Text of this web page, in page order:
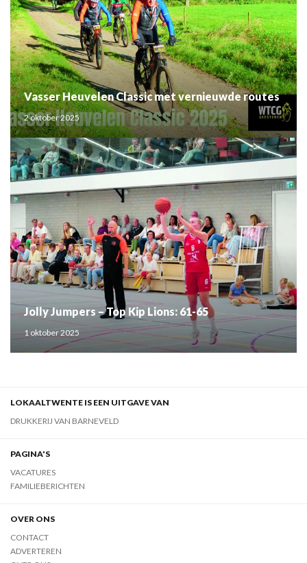
Vasser Heuvelen Classic met vernieuwde routes
2 oktober 2025
Jolly Jumpers – Top Kip Lions: 61-65
1 oktober 2025
LOKAALTWENTE IS EEN UITGAVE VAN
DRUKKERIJ VAN BARNEVELD
PAGINA'S
VACATURES
FAMILIEBERICHTEN
OVER ONS
CONTACT
ADVERTEREN